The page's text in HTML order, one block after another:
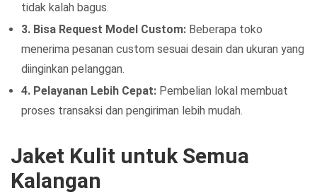
tidak kalah bagus.
3. Bisa Request Model Custom: Beberapa toko
menerima pesanan custom sesuai desain dan ukuran yang
diinginkan pelanggan.
4. Pelayanan Lebih Cepat: Pembelian lokal membuat
proses transaksi dan pengiriman lebih mudah.
Jaket Kulit untuk Semua
Kalangan